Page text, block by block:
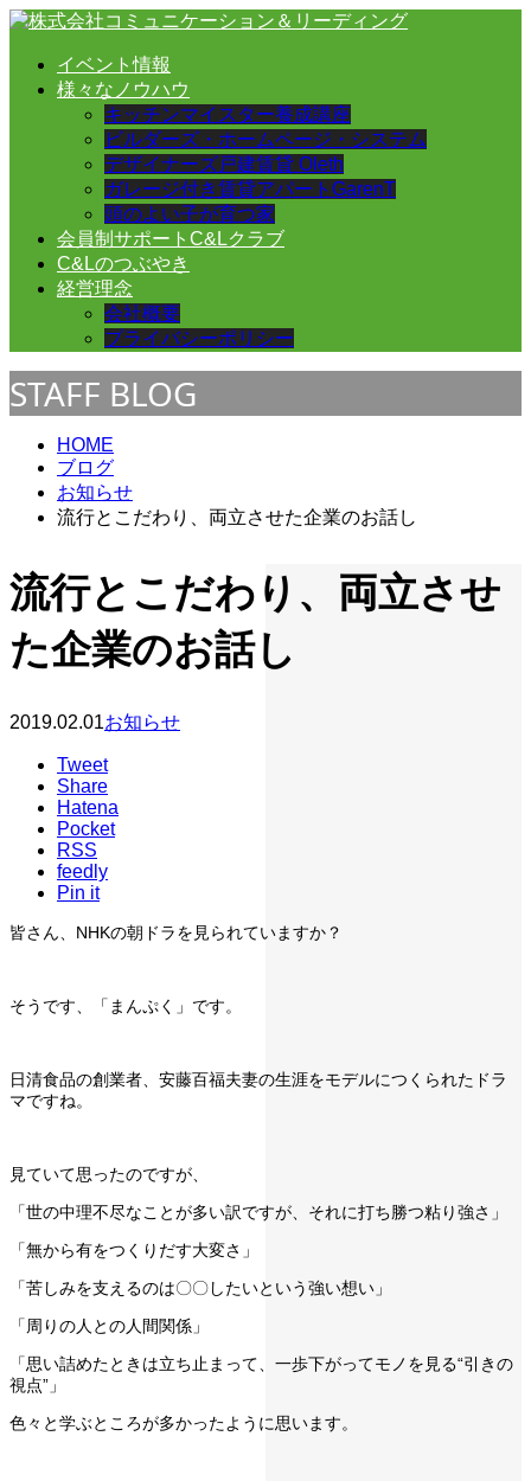
イベント情報
様々なノウハウ
キッチンマイスター養成講座
ビルダーズ・ホームページ・システム
デザイナーズ戸建賃貸 Oleth
ガレージ付き賃貸アパートGarenT
頭のよい子が育つ家
会員制サポートC&Lクラブ
C&Lのつぶやき
経営理念
会社概要
プライバシーポリシー
STAFF BLOG
HOME
ブログ
お知らせ
流行とこだわり、両立させた企業のお話し
流行とこだわり、両立させ
た企業のお話し
2019.02.01お知らせ
Tweet
Share
Hatena
Pocket
RSS
feedly
Pin it
皆さん、NHKの朝ドラを見られていますか？
そうです、「まんぷく」です。
日清食品の創業者、安藤百福夫妻の生涯をモデルにつくられたドラ
マですね。
見ていて思ったのですが、
「世の中理不尽なことが多い訳ですが、それに打ち勝つ粘り強さ」
「無から有をつくりだす大変さ」
「苦しみを支えるのは〇〇したいという強い想い」
「周りの人との人間関係」
「思い詰めたときは立ち止まって、一歩下がってモノを見る“引きの
視点”」
色々と学ぶところが多かったように思います。